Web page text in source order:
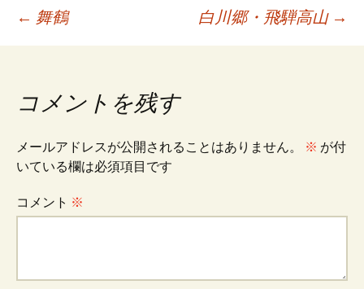
投
ナ
ビ
ゲ
← 舞鶴 白川郷・飛騨高山 →
コメントを残す
メールアドレスが公開されることはありません。 ※ が付
いている欄は必須項目です
コメント ※